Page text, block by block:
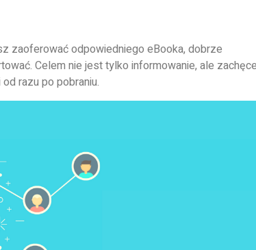
zaoferować odpowiedniego eBooka, dobrze
Celem nie jest tylko informowanie, ale
razu po pobraniu.